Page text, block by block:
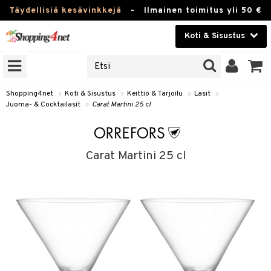
Täydellisiä kesävinkkejä - Ilmainen toimitus yli 50 €
Koti & Sisustus
Kauneudenhoito
Piilolinssit
Lelut, Lapsi & Vauva
Tuotemerkkejä
Kampanjat
Shopping4net » Koti & Sisustus » Keittiö & Tarjoilu » Lasit »
Juoma- & Cocktailasit » Carat Martini 25 cl
Carat Martini 25 cl
Tee & Espresso